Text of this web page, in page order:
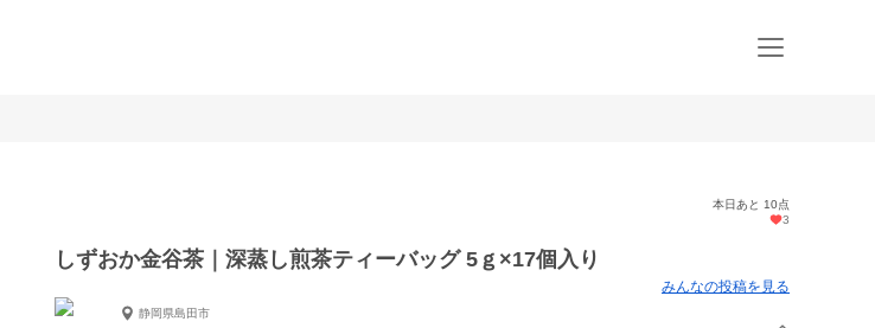
本日あと 10点
3
しずおか金谷茶｜深蒸し煎茶ティーバッグ 5ｇ×17個入り
みんなの投稿を見る
静岡県島田市